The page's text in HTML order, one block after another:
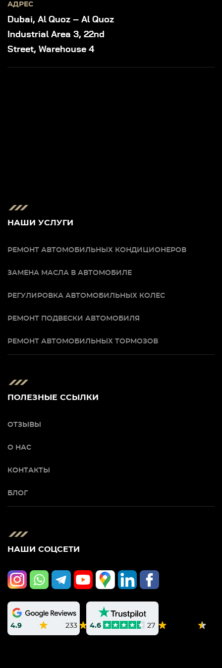
АДРЕС
Dubai, Al Quoz – Al Quoz
Industrial Area 3, 22nd
Street, Warehouse 4
НАШИ УСЛУГИ
РЕМОНТ АВТОМОБИЛЬНЫХ КОНДИЦИОНЕРОВ
ЗАМЕНА МАСЛА В АВТОМОБИЛЕ
РЕГУЛИРОВКА АВТОМОБИЛЬНЫХ КОЛЕС
РЕМОНТ ПОДВЕСКИ АВТОМОБИЛЯ
РЕМОНТ АВТОМОБИЛЬНЫХ ТОРМОЗОВ
ПОЛЕЗНЫЕ ССЫЛКИ
ОТЗЫВЫ
О НАС
КОНТАКТЫ
БЛОГ
НАШИ СОЦСЕТИ
4.9 233 4.6 27